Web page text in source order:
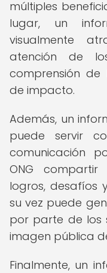
múltiples
lugar, un
visualmente
atención de
comprensión
de impacto.
Además, un
puede servir
comunicación
ONG
logros, desafíos
su vez puede
por parte de los
imagen pública
Finalmente, un